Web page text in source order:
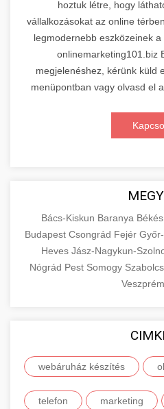
hoztuk létre, hogy
vállalkozásokat az online
legmodernebb eszközeinek
onlinemarketing101.biz
megjelenéshez, kérünk küld
menüpontban vagy olvasd el
Bács-Kiskun Baranya Békés
Budapest Csongrád Fejér
Heves Jász-Nagykun-
Nógrád Pest Somogy
Veszprém
webáruház készítés
telefon marketing